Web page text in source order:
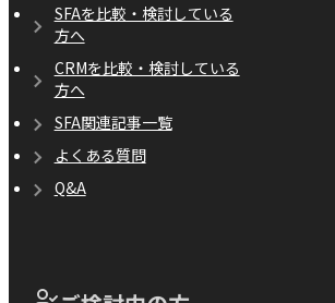
SFAを比較・検討している
方へ
CRMを比較・検討している
方へ
SFA関連記事一覧
よくある質問
Q&A